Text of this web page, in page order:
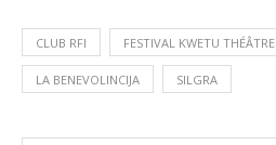
CLUB RFI FESTIVAL KWETU THÉÂTRE
LA BENEVOLINCIJA SILGRA